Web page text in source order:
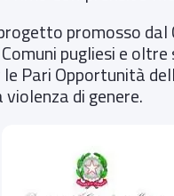
promosso
pugliesi e
Pari Opportunità
di genere.